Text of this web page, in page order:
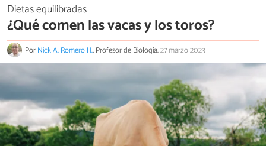
Dietas equilibradas
¿Qué comen las vacas y los toros?
PorNick A. Romero H., Profesor de Biología.27 marzo 2023